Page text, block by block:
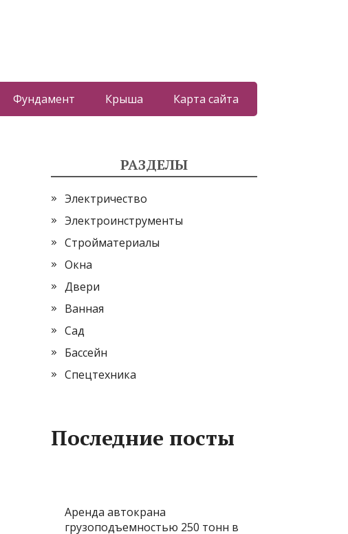
Фундамент Крыша Карта сайта
РАЗДЕЛЫ
Электричество
Электроинструменты
Стройматериалы
Окна
Двери
Ванная
Сад
Бассейн
Спецтехника
Последние посты
Аренда автокрана
грузоподъемностью 250 тонн в